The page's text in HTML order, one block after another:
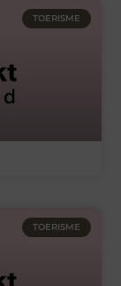
TOERISME
TOERISME